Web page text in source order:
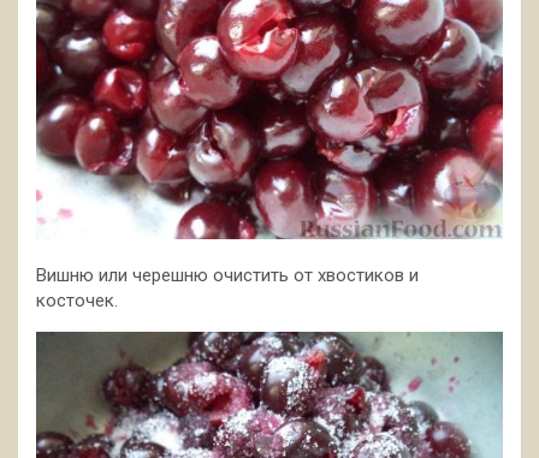
Вишню или черешню очистить от хвостиков и
косточек.